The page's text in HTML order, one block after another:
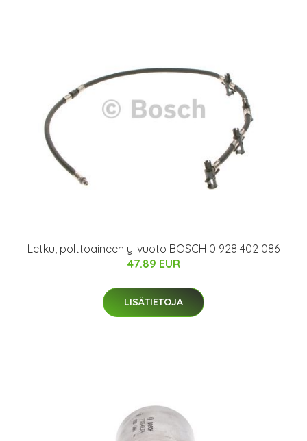
Letku, polttoaineen ylivuoto BOSCH 0 928 402 086
47.89 EUR
LISÄTIETOJA